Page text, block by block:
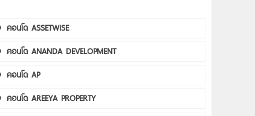
คอนโด ASSETWISE
คอนโด ANANDA DEVELOPMENT
คอนโด AP
คอนโด AREEYA PROPERTY